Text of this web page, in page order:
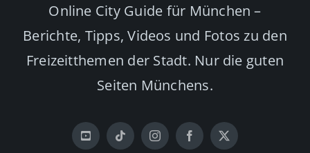
Online City Guide für München –
Berichte, Tipps, Videos und Fotos zu den
Freizeitthemen der Stadt. Nur die guten
Seiten Münchens.